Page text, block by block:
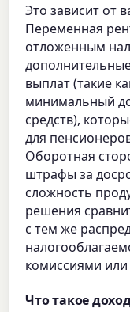
Это зависит от
Переменная
отложенным
выплат (такие
минимальный
средств),
для
Оборотная
штрафы за
сложность
решения
с тем же
комиссиями или
Что такое